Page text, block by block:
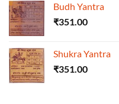
Budh Yantra
₹351.00
Shukra Yantra
₹351.00